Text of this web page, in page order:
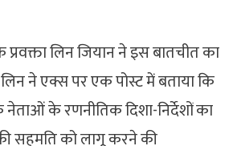
प्रवक्ता लिन जियान ने इस बातचीत का
ने एक्स पर एक पोस्ट में बताया कि
नेताओं के रणनीतिक दिशा-निर्देशों का
सहमति को लागू करने की